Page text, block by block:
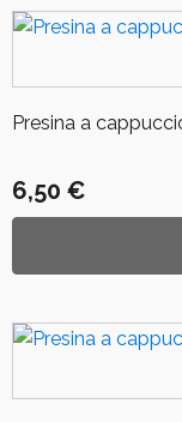
Presina a
6,50 €